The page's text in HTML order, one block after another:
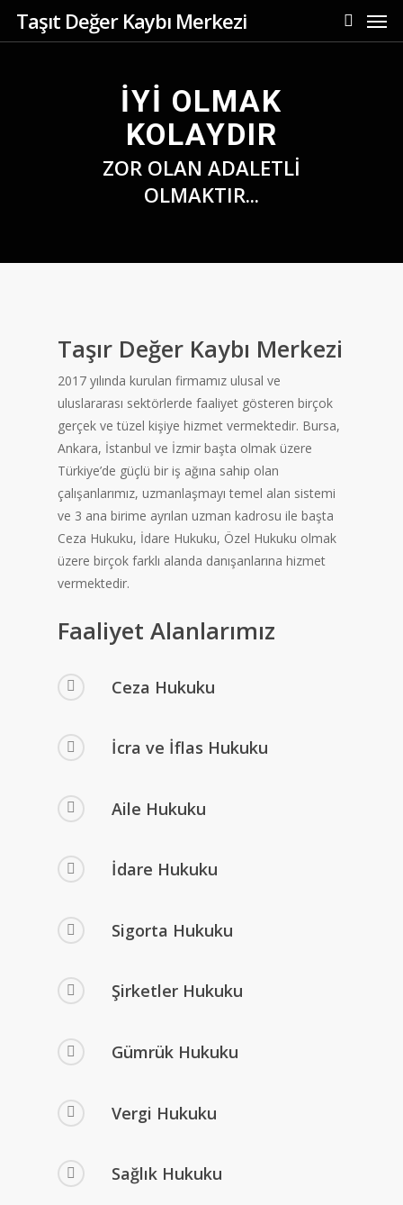
SkipTaşıt Değer Kaybı Merkezi
search
İYİ OLMAK
KOLAYDIR
ZOR OLAN ADALETLİ
OLMAKTIR...
Taşır Değer Kaybı Merkezi
2017 yılında kurulan firmamız ulusal ve
uluslararası sektörlerde faaliyet gösteren birçok
gerçek ve tüzel kişiye hizmet vermektedir. Bursa,
Ankara, İstanbul ve İzmir başta olmak üzere
Türkiye’de güçlü bir iş ağına sahip olan
çalışanlarımız, uzmanlaşmayı temel alan sistemi
ve 3 ana birime ayrılan uzman kadrosu ile başta
Ceza Hukuku, İdare Hukuku, Özel Hukuku olmak
üzere birçok farklı alanda danışanlarına hizmet
vermektedir.
Faaliyet Alanlarımız
Ceza Hukuku
İcra ve İflas Hukuku
Aile Hukuku
İdare Hukuku
Sigorta Hukuku
Şirketler Hukuku
Gümrük Hukuku
Vergi Hukuku
Sağlık Hukuku